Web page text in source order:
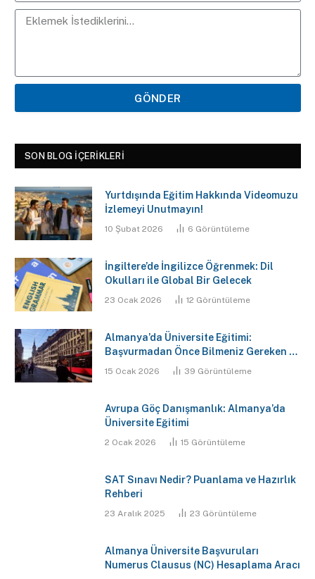
GÖNDER
SON BLOG İÇERIKLERI
Yurtdışında Eğitim Hakkında Videomuzu
İzlemeyi Unutmayın!
10 Şubat 2026 6 Görüntüleme
İngiltere’de İngilizce Öğrenmek: Dil
Okulları ile Global Bir Gelecek
23 Ocak 2026 12 Görüntüleme
Almanya’da Üniversite Eğitimi:
Başvurmadan Önce Bilmeniz Gereken 7
Kritik Gerçek
15 Ocak 2026 39 Görüntüleme
Avrupa Göç Danışmanlık: Almanya’da
Üniversite Eğitimi
2 Ocak 2026 15 Görüntüleme
SAT Sınavı Nedir? Puanlama ve Hazırlık
Rehberi
23 Aralık 2025 23 Görüntüleme
Almanya Üniversite Başvuruları
Numerus Clausus (NC) Hesaplama Aracı